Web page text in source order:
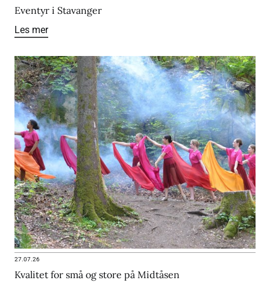
Eventyr i Stavanger
Les mer
27.07.26
Kvalitet for små og store på Midtåsen